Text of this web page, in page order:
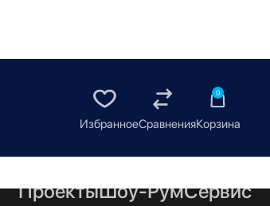
0
ПроектыШоу-РумСервис